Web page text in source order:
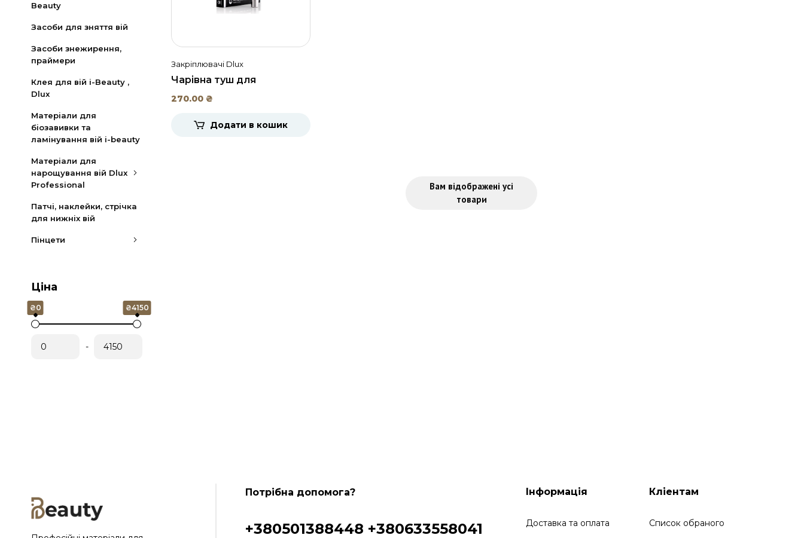
Beauty
Засоби для зняття вій
Засоби знежирення,
праймери
Клея для вій i-Beauty ,
Dlux
Матеріали для
біозавивки та
ламінування вій i-beauty
Матеріали для
нарощування вій Dlux
Professional
Патчі, наклейки, стрічка
для нижніх вій
Пінцети
Ціна
₴0 ₴4150
-
Закріплювачі Dlux
Чарівна туш для
нарощених вій Dlux Pro, 8
270.00 ₴
Додати в кошик
Вам відображені усі
товари
Потрібна допомога?
+380501388448 +380633558041
Інформація
Доставка та оплата
Кліентам
Список обраного